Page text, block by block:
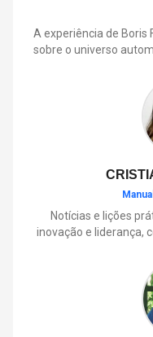
A experiência de Boris
sobre o universo
que envolve
Notícias e lições
inovação e liderança,